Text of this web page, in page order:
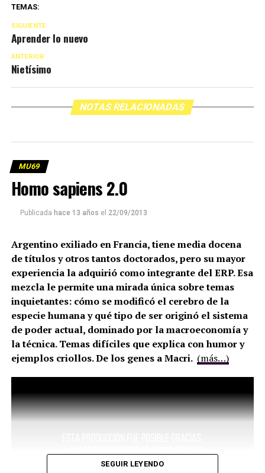
TEMAS:
SIGUIENTE
Aprender lo nuevo
ANTERIOR
Nietísimo
NOTAS RELACIONADAS
MU69
Homo sapiens 2.0
Publicada hace 13 años el 22/09/2013
Argentino exiliado en Francia, tiene media docena
de títulos y otros tantos doctorados, pero su mayor
experiencia la adquirió como integrante del ERP. Esa
mezcla le permite una mirada única sobre temas
inquietantes: cómo se modificó el cerebro de la
especie humana y qué tipo de ser originó el sistema
de poder actual, dominado por la macroeconomía y
la técnica. Temas difíciles que explica con humor y
ejemplos criollos. De los genes a Macri. (más…)
SEGUIR LEYENDO